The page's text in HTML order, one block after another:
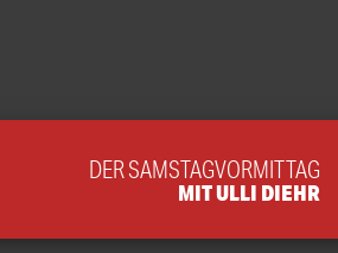
DER SAMSTAGVORMITTAG
MIT ULLI DIEHR